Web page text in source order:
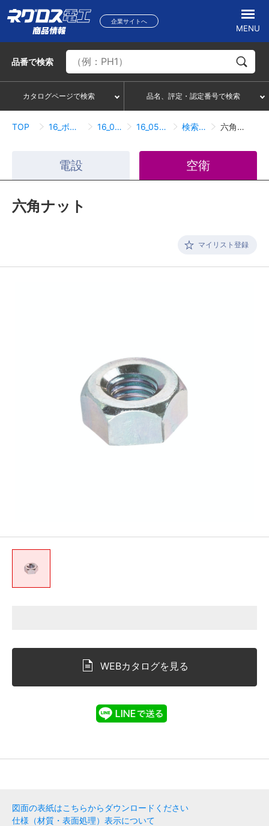
企業サイトへ
MENU
品番で検索
カタログページで検索 品名、評定・認定番号で検索
TOP 16_ボルトナット類 16_05_ナット 16_05_01_ナット 検索結果一覧 六角ナット
電設 空衛
六角ナット
マイリスト登録
WEBカタログを見る
図面の表紙はこちらからダウンロードください
仕様（材質・表面処理）表示について